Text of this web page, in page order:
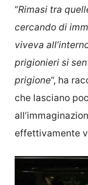
“Rimasi tra
cercando di
viveva
prigionieri si
prigione“, ha
che lasciano
effettivamente